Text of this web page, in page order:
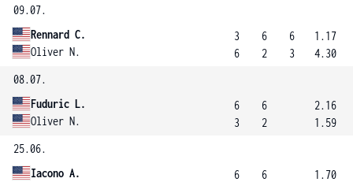
09.07.
Rennard C.
Oliver N.
3
6
6
2
6
3
1.17
4.30
08.07.
Fuduric L.
Oliver N.
6
3
6
2
2.16
1.59
25.06.
Iacono A.
6
6
1.70